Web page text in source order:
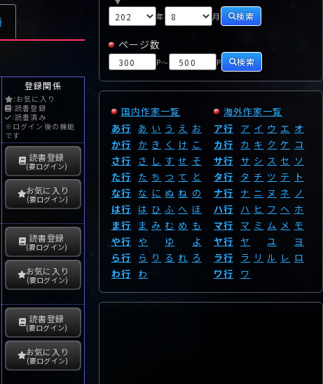
登録関係
:お気に入り
:読書登録
:読書済み
※ログイン後の機能
です
読書登録
(要ログイン)
お気に入り
(要ログイン)
読書登録
(要ログイン)
お気に入り
(要ログイン)
読書登録
(要ログイン)
お気に入り
(要ログイン)
年 月 検索
ページ数
P～ P 検索
国内作家一覧
あ行
あ い う え お
か行
か き く け こ
さ行
さ し す せ そ
た行
た ち つ て と
な行
な に ぬ ね の
は行
は ひ ふ へ ほ
ま行
ま み む め も
や行
や ゆ
よ
ら行
ら り る れ ろ
わ行 わ
海外作家一覧
ア行
ア イ ウ エ オ
カ行
カ キ ク ケ コ
サ行
サ シ ス セ ソ
タ行
タ チ ツ テ
ト
ナ行
ナ ニ ヌ ネ ノ
ハ行
ハ ヒ フ ヘ ホ
マ行
マ ミ ム メ モ
ヤ行
ヤ ユ
ヨ
ラ行
ラ リ ル レ ロ
ワ行
ワ